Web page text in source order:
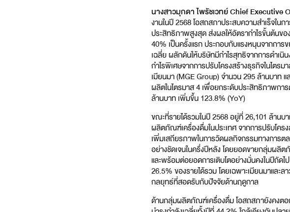
นางสาวมุกดา ไพรัชเวทย์ Chief Executive
งานในปี 2568 โอสถสภาประสบความสำเร็จใ
ประสิทธิภาพสูงสุด ส่งผลให้อัตรากำไรขั้นต้นข
40% เป็นครั้งแรก ประกอบกับแรงหนุนจากการ
เฉลี่ย ผลักดันให้บริษัทมีกำไรสุทธิจากการดำเ
กำไรพิเศษจากการปรับโครงสร้างธุรกิจในไตร
เมียนมา (MGE Group) จำนวน 295 ล้านบาท
ผลิตในไตรมาส 4 เพื่อยกระดับประสิทธิภาพกา
ล้านบาท เพิ่มขึ้น 123.8% (YoY)
ขณะที่รายได้รวมในปี 2568 อยู่ที่ 26,101 ล้าน
ผลิตภัณฑ์เครื่องดื่มในประเทศ จากการปรับโคร
เพิ่มเสถียรภาพในการวัดผลกิจกรรมทางการต
อย่างชัดเจนในครึ่งปีหลัง โดยยอดขายกลุ่มผลิต
และพร้อมต่อยอดการเติบโตอย่างมั่นคงในปีถัด
26.5% ของรายได้รวม โดยเฉพาะเมียนมาและล
กลยุทธ์ที่สอดรับกับปัจจัยด้านฤดูกาล
ด้านกลุ่มผลิตภัณฑ์เครื่องดื่ม โอสถสภายังคงตอ